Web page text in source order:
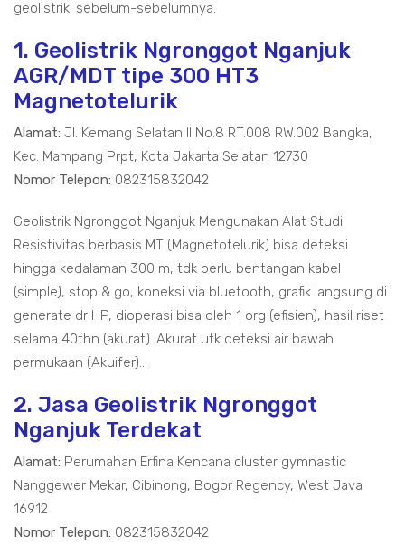
geolistriki sebelum-sebelumnya.
1. Geolistrik Ngronggot Nganjuk
AGR/MDT tipe 300 HT3
Magnetotelurik
Alamat: Jl. Kemang Selatan II No.8 RT.008 RW.002 Bangka,
Kec. Mampang Prpt, Kota Jakarta Selatan 12730
Nomor Telepon: 082315832042
Geolistrik Ngronggot Nganjuk Mengunakan Alat Studi
Resistivitas berbasis MT (Magnetotelurik) bisa deteksi
hingga kedalaman 300 m, tdk perlu bentangan kabel
(simple), stop & go, koneksi via bluetooth, grafik langsung di
generate dr HP, dioperasi bisa oleh 1 org (efisien), hasil riset
selama 40thn (akurat). Akurat utk deteksi air bawah
permukaan (Akuifer)...
2. Jasa Geolistrik Ngronggot
Nganjuk Terdekat
Alamat: Perumahan Erfina Kencana cluster gymnastic
Nanggewer Mekar, Cibinong, Bogor Regency, West Java
16912
Nomor Telepon: 082315832042